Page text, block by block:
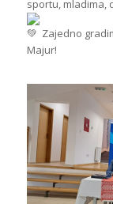
sportu, mladima,
Zajedno
Majur!